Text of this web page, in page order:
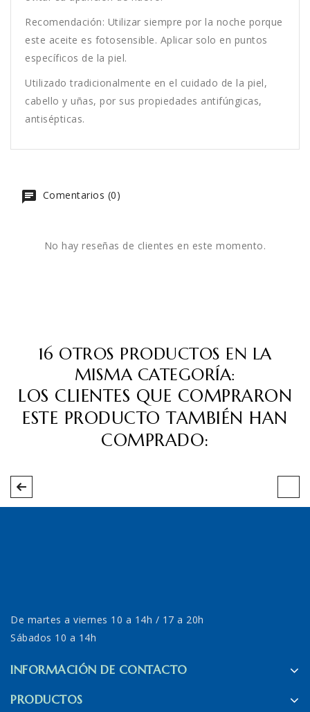
Recomendación: Utilizar siempre por la noche porque
este aceite es fotosensible. Aplicar solo en puntos
específicos de la piel.
Utilizado tradicionalmente en el cuidado de la piel,
cabello y uñas, por sus propiedades antifúngicas,
antisépticas.
Comentarios (0)
No hay reseñas de clientes en este momento.
16 OTROS PRODUCTOS EN LA
MISMA CATEGORÍA:
LOS CLIENTES QUE COMPRARON
ESTE PRODUCTO TAMBIÉN HAN
COMPRADO:
De martes a viernes 10 a 14h / 17 a 20h
Sábados 10 a 14h
INFORMACIÓN DE CONTACTO
PRODUCTOS